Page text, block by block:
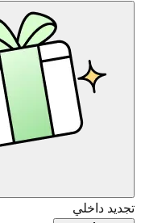
تجديد داخلي